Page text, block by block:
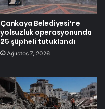
Çankaya Belediyesi’ne
yolsuzluk operasyonunda
25 şüpheli tutuklandı
Ağustos 7, 2026